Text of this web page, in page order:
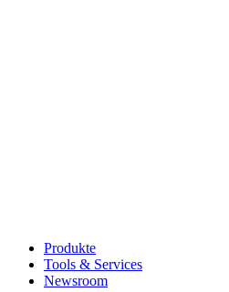
Produkte
Tools & Services
Newsroom